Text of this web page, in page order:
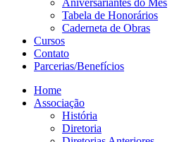
Aniversariantes do Mês
Tabela de Honorários
Caderneta de Obras
Cursos
Contato
Parcerias/Benefícios
Home
Associação
História
Diretoria